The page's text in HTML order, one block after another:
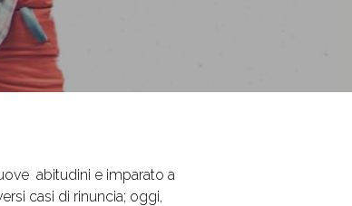
abitudini e imparato a
casi di rinuncia; oggi,